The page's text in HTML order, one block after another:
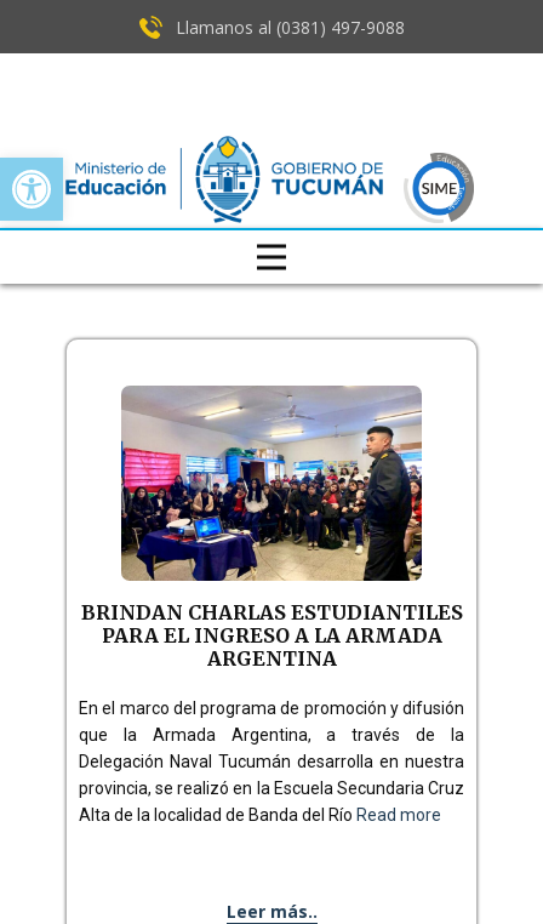
Open toolbar
Llamanos al (0381) ​497-9088
BRINDAN CHARLAS ESTUDIANTILES
PARA EL INGRESO A LA ARMADA
ARGENTINA
En el marco del programa de promoción y difusión
que la Armada Argentina, a través de la
Delegación Naval Tucumán desarrolla en nuestra
provincia, se realizó en la Escuela Secundaria Cruz
Alta de la localidad de Banda del Río Read more
Leer más..